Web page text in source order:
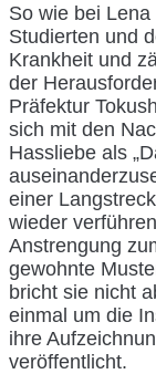
So wie bei
Studierten und
Krankheit und
der
Präfektur
sich mit den
Hassliebe als
einer
wieder
Anstrengung
gewohnte
bricht sie nicht
einmal um die
ihre
veröffentlicht.